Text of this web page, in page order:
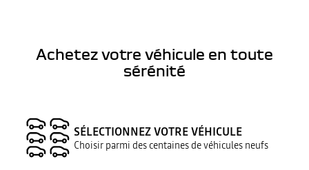
Achetez votre véhicule en toute
sérénité
SÉLECTIONNEZ VOTRE VÉHICULE
Choisir parmi des centaines de véhicules neufs